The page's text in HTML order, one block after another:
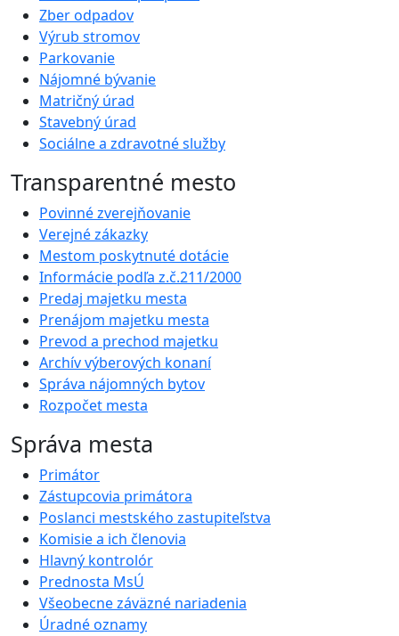
Zber odpadov
Výrub stromov
Parkovanie
Nájomné bývanie
Matričný úrad
Stavebný úrad
Sociálne a zdravotné služby
Transparentné mesto
Povinné zverejňovanie
Verejné zákazky
Mestom poskytnuté dotácie
Informácie podľa z.č.211/2000
Predaj majetku mesta
Prenájom majetku mesta
Prevod a prechod majetku
Archív výberových konaní
Správa nájomných bytov
Rozpočet mesta
Správa mesta
Primátor
Zástupcovia primátora
Poslanci mestského zastupiteľstva
Komisie a ich členovia
Hlavný kontrolór
Prednosta MsÚ
Všeobecne záväzné nariadenia
Úradné oznamy